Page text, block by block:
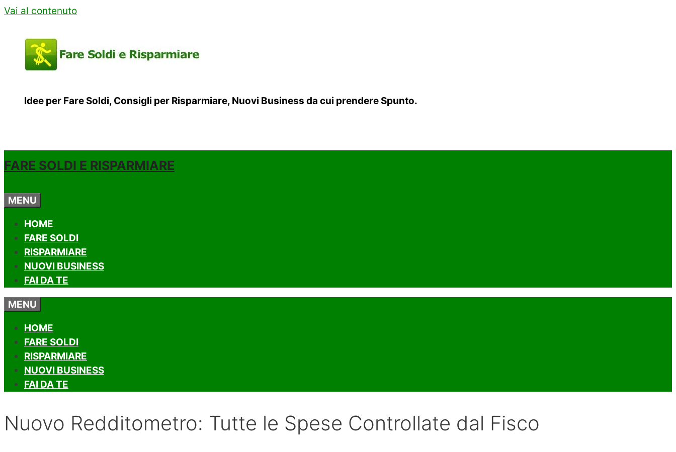
Vai al contenuto
Idee per Fare Soldi, Consigli per Risparmiare, Nuovi Business da cui prendere Spunto.
FARE SOLDI E RISPARMIARE
MENU
HOME
FARE SOLDI
RISPARMIARE
NUOVI BUSINESS
FAI DA TE
MENU
HOME
FARE SOLDI
RISPARMIARE
NUOVI BUSINESS
FAI DA TE
Nuovo Redditometro: Tutte le Spese Controllate dal Fisco